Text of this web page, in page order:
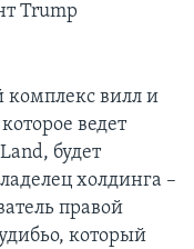
Trump
комплекс вилл и
ведет
будет
холдинга –
правой
который